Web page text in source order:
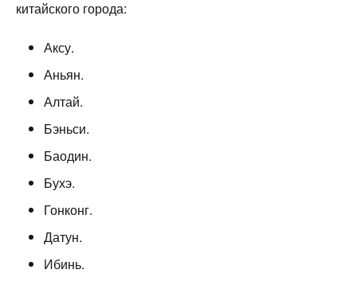
китайского города:
Аксу.
Аньян.
Алтай.
Бэньси.
Баодин.
Бухэ.
Гонконг.
Датун.
Ибинь.